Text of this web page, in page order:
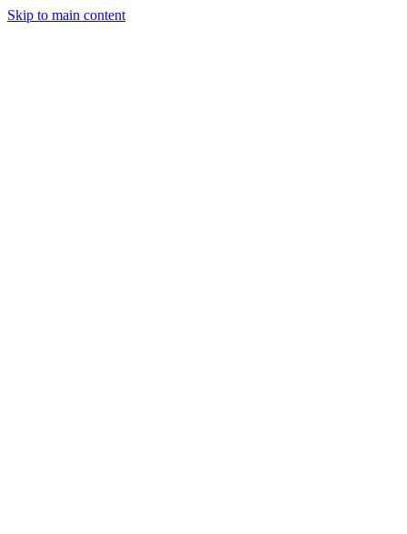
Skip to main content